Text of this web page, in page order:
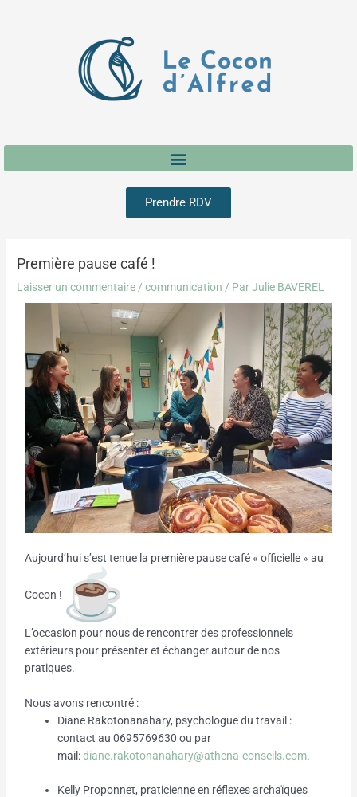
Prendre RDV
Première pause café !
Laisser un commentaire /communication / ParJulie BAVEREL
Aujourd’hui s’est tenue la première pause café « officielle » au
Cocon !
L’occasion pour nous de rencontrer des professionnels
extérieurs pour présenter et échanger autour de nos
pratiques.
Nous avons rencontré :
Diane Rakotonanahary, psychologue du travail :
contact au 0695769630 ou par
mail:diane.rakotonanahary@athena-conseils.com.
Kelly Proponnet, praticienne en réflexes archaïques